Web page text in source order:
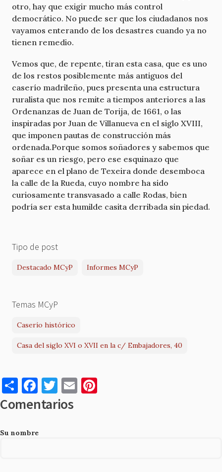
otro, hay que exigir mucho más control
democrático. No puede ser que los ciudadanos nos
vayamos enterando de los desastres cuando ya no
tienen remedio.
Vemos que, de repente, tiran esta casa, que es uno
de los restos posiblemente más antiguos del
caserío madrileño, pues presenta una estructura
ruralista que nos remite a tiempos anteriores a las
Ordenanzas de Juan de Torija, de 1661, o las
inspiradas por Juan de Villanueva en el siglo XVIII,
que imponen pautas de construcción más
ordenada.Porque somos soñadores y sabemos que
soñar es un riesgo, pero ese esquinazo que
aparece en el plano de Texeira donde desemboca
la calle de la Rueda, cuyo nombre ha sido
curiosamente transvasado a calle Rodas, bien
podría ser esta humilde casita derribada sin piedad.
Tipo de post
Destacado MCyP Informes MCyP
Temas MCyP
Caserío histórico
Casa del siglo XVI o XVII en la c/ Embajadores, 40
S
h
ar
e
F
a
c
e
T
w
it
E
m
Comentarios
Su nombre